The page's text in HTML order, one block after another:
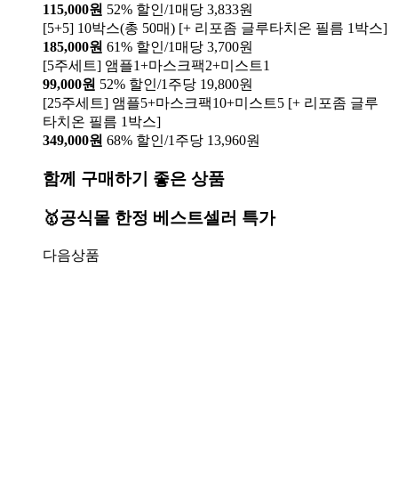
115,000원 52% 할인/1매당 3,833원
[5+5] 10박스(총 50매) [+ 리포좀 글루타치온 필름 1박스]
185,000원 61% 할인/1매당 3,700원
[5주세트] 앰플1+마스크팩2+미스트1
99,000원 52% 할인/1주당 19,800원
[25주세트] 앰플5+마스크팩10+미스트5 [+ 리포좀 글루
타치온 필름 1박스]
349,000원 68% 할인/1주당 13,960원
함께 구매하기 좋은 상품
🥇공식몰 한정 베스트셀러 특가
다음상품